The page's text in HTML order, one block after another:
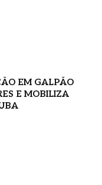
EM GALPÃO
E MOBILIZA